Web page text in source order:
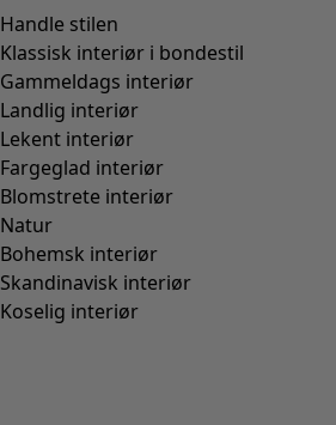
Handle stilen
Klassisk interiør i bondestil
Gammeldags interiør
Landlig interiør
Lekent interiør
Fargeglad interiør
Blomstrete interiør
Natur
Bohemsk interiør
Skandinavisk interiør
Koselig interiør